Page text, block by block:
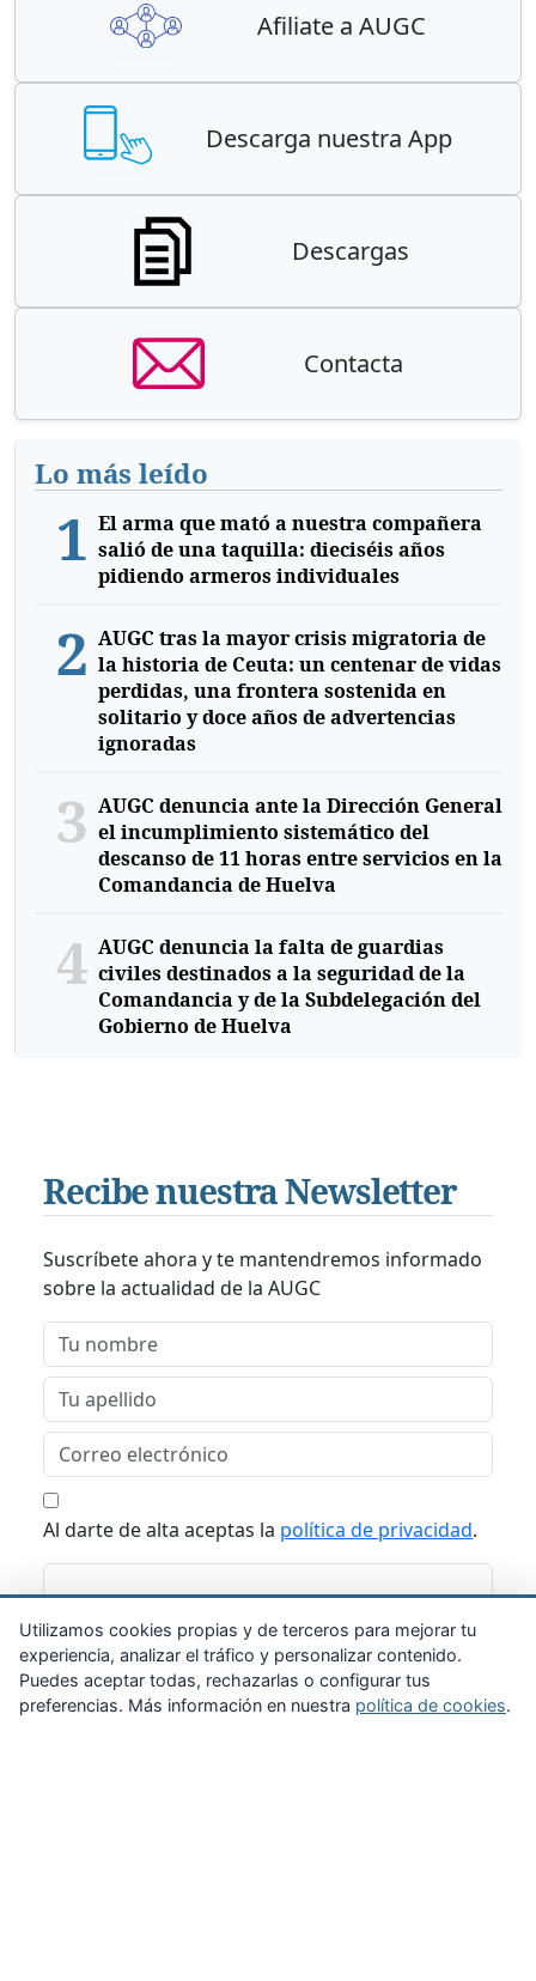
Afiliate a AUGC
Descarga nuestra App
Descargas
Contacta
Lo más leído
1 El arma que mató a nuestra compañera
salió de una taquilla: dieciséis años
pidiendo armeros individuales
2 AUGC tras la mayor crisis migratoria de
la historia de Ceuta: un centenar de vidas
perdidas, una frontera sostenida en
solitario y doce años de advertencias
ignoradas
3 AUGC denuncia ante la Dirección General
el incumplimiento sistemático del
descanso de 11 horas entre servicios en la
Comandancia de Huelva
4 AUGC denuncia la falta de guardias
civiles destinados a la seguridad de la
Comandancia y de la Subdelegación del
Gobierno de Huelva
Recibe nuestra Newsletter
Suscríbete ahora y te mantendremos informado
sobre la actualidad de la AUGC
Al darte de alta aceptas la política de privacidad.
Suscribirme
Utilizamos cookies propias y de terceros para mejorar tu
experiencia, analizar el tráfico y personalizar contenido.
Puedes aceptar todas, rechazarlas o configurar tus
preferencias. Más información en nuestra política de cookies.